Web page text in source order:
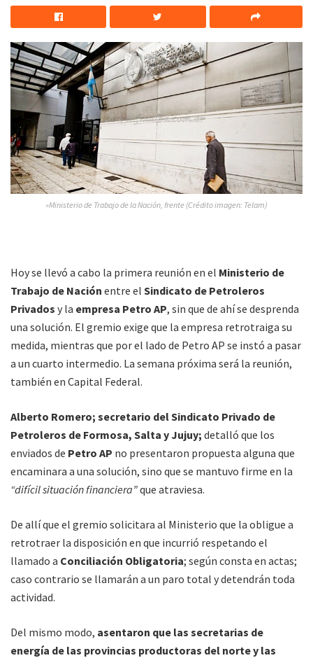
»Ministerio de Trabajo de la Nación, frente (Crédito imagen: Telam)
Hoy se llevó a cabo la primera reunión en el Ministerio de
Trabajo de Nación entre el Sindicato de Petroleros
Privados y la empresa Petro AP, sin que de ahí se desprenda
una solución. El gremio exige que la empresa retrotraiga su
medida, mientras que por el lado de Petro AP se instó a pasar
a un cuarto intermedio. La semana próxima será la reunión,
también en Capital Federal.
Alberto Romero; secretario del Sindicato Privado de
Petroleros de Formosa, Salta y Jujuy; detalló que los
enviados de Petro AP no presentaron propuesta alguna que
encaminara a una solución, sino que se mantuvo firme en la
“difícil situación financiera”que atraviesa.
De allí que el gremio solicitara al Ministerio que la obligue a
retrotraer la disposición en que incurrió respetando el
llamado a Conciliación Obligatoria; según consta en actas;
caso contrario se llamarán a un paro total y detendrán toda
actividad.
Del mismo modo, asentaron que las secretarias de
energía de las provincias productoras del norte y las